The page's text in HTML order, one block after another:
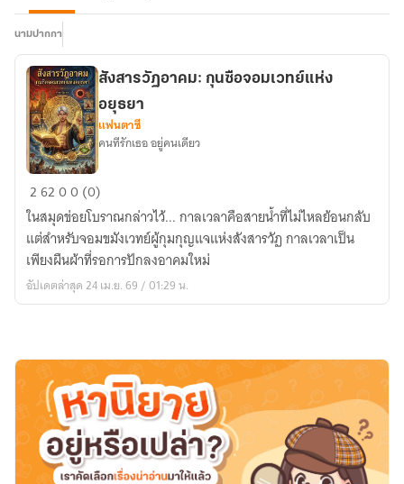
นามปากกา
สังสารวัฏ
อาคม:
กุนซือ
จอม
เวทย์
แห่ง
สังสารวัฏอาคม: กุนซือจอมเวทย์แห่ง
อยุธยา
แฟนตาซี
คนทีรักเธอ อยู่คนเดียว
26200 (0)
ในสมุดข่อยโบราณกล่าวไว้... กาลเวลาคือสายน้ำที่ไม่ไหลย้อนกลับ
แต่สำหรับจอมขมังเวทย์ผู้กุมกุญแจแห่งสังสารวัฏ กาลเวลาเป็น
เพียงผืนผ้าที่รอการปักลงอาคมใหม่
อัปเดตล่าสุด 24 เม.ย. 69 / 01:29 น.